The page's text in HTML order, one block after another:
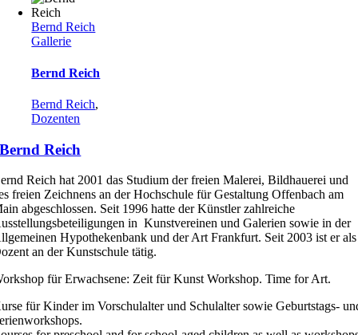
Bernd Reich
Gallerie
Bernd Reich
Bernd Reich,
Dozenten
Bernd Reich
Reich hat 2001 das Studium der freien Malerei, Bildhauerei und
freien Zeichnens an der Hochschule für Gestaltung Offenbach am
abgeschlossen. Seit 1996 hatte der Künstler zahlreiche
in Kunstvereinen und Galerien sowie in der
Hypothekenbank und der Art Frankfurt. Seit 2003 ist er als
an der Kunstschule tätig.
für Erwachsene: Zeit für Kunst Workshop. Time for Art.
für Kinder im Vorschulalter und Schulalter sowie Geburtstags-